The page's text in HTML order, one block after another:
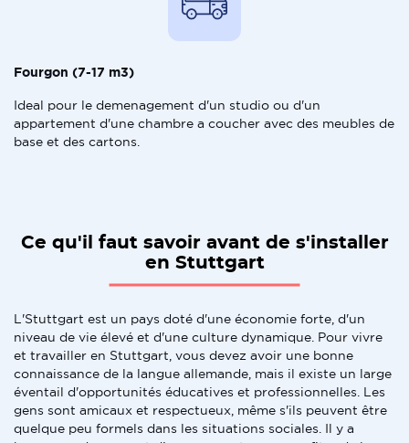
Fourgon (7-17 m3)
Ideal pour le demenagement d'un studio ou d'un
appartement d'une chambre a coucher avec des meubles de
base et des cartons.
Ce qu'il faut savoir avant de s'installer
en Stuttgart
L'Stuttgart est un pays doté d'une économie forte, d'un
niveau de vie élevé et d'une culture dynamique. Pour vivre
et travailler en Stuttgart, vous devez avoir une bonne
connaissance de la langue allemande, mais il existe un large
éventail d'opportunités éducatives et professionnelles. Les
gens sont amicaux et respectueux, même s'ils peuvent être
quelque peu formels dans les situations sociales. Il y a